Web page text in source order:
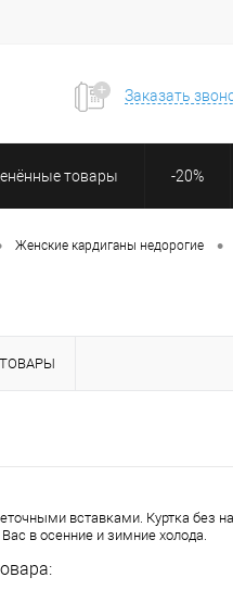
Заказать
товары -20%
Женские кардиганы недорогие •
вставками. Куртка без
в осенние и зимние холода.